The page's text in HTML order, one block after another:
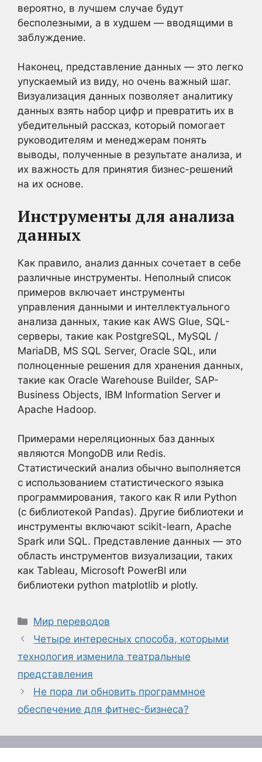
вероятно, в лучшем случае будут
бесполезными, а в худшем — вводящими в
заблуждение.
Наконец, представление данных — это легко
упускаемый из виду, но очень важный шаг.
Визуализация данных позволяет аналитику
данных взять набор цифр и превратить их в
убедительный рассказ, который помогает
руководителям и менеджерам понять
выводы, полученные в результате анализа, и
их важность для принятия бизнес-решений
на их основе.
Инструменты для анализа
данных
Как правило, анализ данных сочетает в себе
различные инструменты. Неполный список
примеров включает инструменты
управления данными и интеллектуального
анализа данных, такие как AWS Glue, SQL-
серверы, такие как PostgreSQL, MySQL /
MariaDB, MS SQL Server, Oracle SQL, или
полноценные решения для хранения данных,
такие как Oracle Warehouse Builder, SAP-
Business Objects, IBM Information Server и
Apache Hadoop.
Примерами нереляционных баз данных
являются MongoDB или Redis.
Статистический анализ обычно выполняется
с использованием статистического языка
программирования, такого как R или Python
(с библиотекой Pandas). Другие библиотеки и
инструменты включают scikit-learn, Apache
Spark или SQL. Представление данных — это
область инструментов визуализации, таких
как Tableau, Microsoft PowerBI или
библиотеки python matplotlib и plotly.
Рубрики
Мир переводов
Четыре интересных способа, которыми
технология изменила театральные
представления
Не пора ли обновить программное
обеспечение для фитнес-бизнеса?